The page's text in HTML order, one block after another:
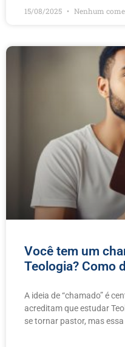
15/08/2025 Nenhum
Você tem um
Teologia? Como
A ideia de “chamado” é
acreditam que estudar
se tornar pastor, mas